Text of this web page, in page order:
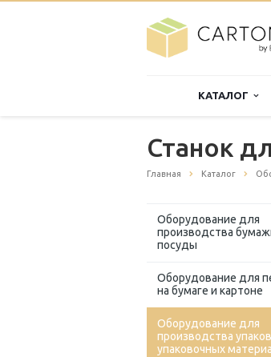
КАТАЛОГ
Станок
Главная Каталог
Оборудование для
производства
посуды
Оборудование для
на бумаге и картоне
Оборудование для
производства
упаковочных